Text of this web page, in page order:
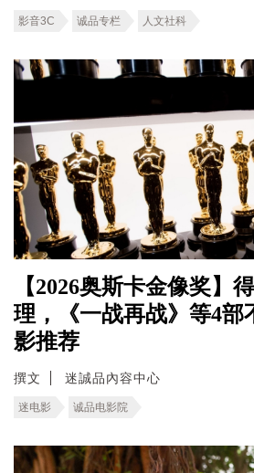
影音3C 诚品专栏 人文社科
【2026奥斯卡金像奖】
理，《一战再战》等4部
影推荐
撰文 迷誠品內容中心
迷电影 诚品电影院